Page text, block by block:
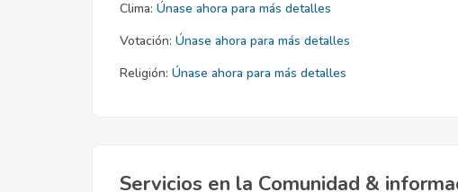
Clima: Únase ahora para más detalles
Votación: Únase ahora para más detalles
Religión: Únase ahora para más detalles
Servicios en la Comunidad &